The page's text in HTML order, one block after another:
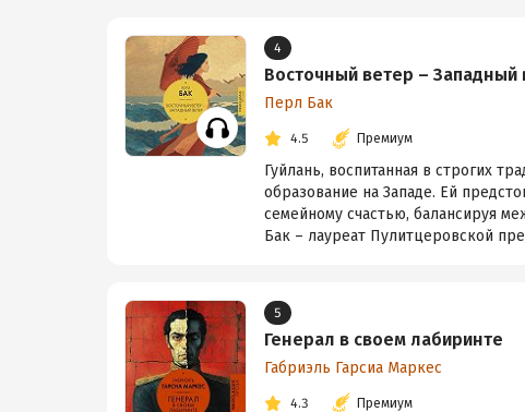
4
Восточный ветер – Западный
Перл Бак
4.5 Премиум
Гуйлань, воспитанная в строгих
образование на Западе. Ей
семейному счастью, балансируя
Бак – лауреат Пулитцеровской
5
Генерал в своем лабиринте
Габриэль Гарсиа Маркес
4.3 Премиум